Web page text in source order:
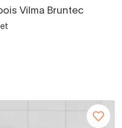
Vilma Bruntec